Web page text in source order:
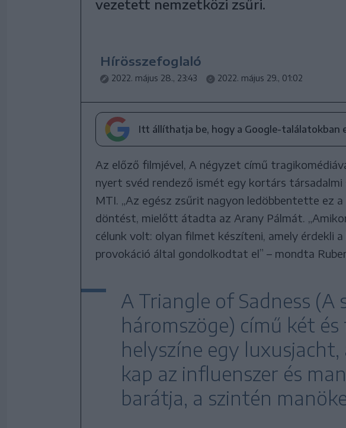
vezetett nemzetközi zsűri.
Hírösszefoglaló
2022. május 28., 23:43 2022. május 29., 01:02
Itt állíthatja be, hogy a Google-találatokban
Az előző filmjével, A négyzet című
nyert svéd rendező ismét egy kortárs
MTI. „Az egész zsűrit nagyon ledöbbentette ez
döntést, mielőtt átadta az Arany Pálmát.
célunk volt: olyan filmet készíteni, amely érdekli
provokáció által gondolkodtat el” – mondta
A Triangle of Sadness (A
háromszöge) című két
helyszíne egy
kap az influenszer és
barátja, a szintén